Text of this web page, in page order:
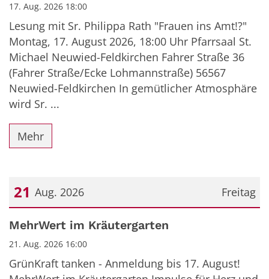
17. Aug. 2026 18:00
Lesung mit Sr. Philippa Rath "Frauen ins Amt!?"
Montag, 17. August 2026, 18:00 Uhr Pfarrsaal St.
Michael Neuwied-Feldkirchen Fahrer Straße 36
(Fahrer Straße/Ecke Lohmannstraße) 56567
Neuwied-Feldkirchen In gemütlicher Atmosphäre
wird Sr. ...
Mehr
Freitag
21 Aug. 2026
Datum: 21. August 2026
MehrWert im Kräutergarten
21. Aug. 2026 16:00
GrünKraft tanken - Anmeldung bis 17. August!